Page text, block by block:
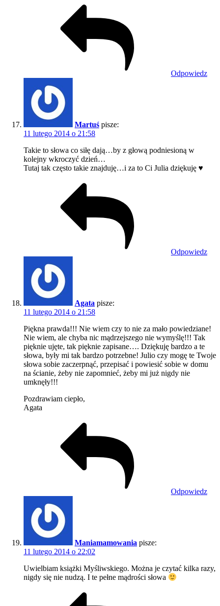
Odpowiedz
Martuś pisze:
11 lutego 2014 o 21:58
Takie to słowa co siłę dają…by z głową podniesioną w
kolejny wkroczyć dzień…
Tutaj tak często takie znajduję…i za to Ci Julia dziękuję ♥
Odpowiedz
Agata pisze:
11 lutego 2014 o 21:58
Piękna prawda!!! Nie wiem czy to nie za mało powiedziane!
Nie wiem, ale chyba nic mądrzejszego nie wymyślę!!! Tak
pięknie ujęte, tak pięknie zapisane…. Dziękuję bardzo a te
słowa, były mi tak bardzo potrzebne! Julio czy mogę te Twoje
słowa sobie zaczerpnąć, przepisać i powiesić sobie w domu
na ścianie, żeby nie zapomnieć, żeby mi już nigdy nie
umknęły!!!
Pozdrawiam ciepło,
Agata
Odpowiedz
Maniamamowania pisze:
11 lutego 2014 o 22:02
Uwielbiam książki Myśliwskiego. Można je czytać kilka razy,
nigdy się nie nudzą. I te pełne mądrości słowa